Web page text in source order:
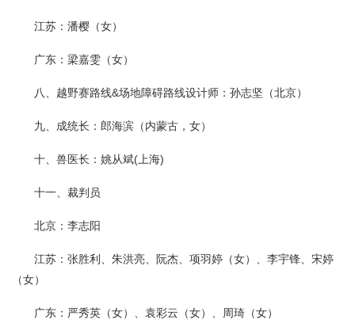
江苏：潘樱（女）
广东：梁嘉雯（女）
八、越野赛路线&场地障碍路线设计师：孙志坚（北京）
九、成统长：郎海滨（内蒙古，女）
十、兽医长：姚从斌(上海)
十一、裁判员
北京：李志阳
江苏：张胜利、朱洪亮、阮杰、项羽婷（女）、李宇锋、宋婷
（女）
广东：严秀英（女）、袁彩云（女）、周琦（女）